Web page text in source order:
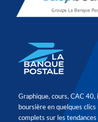
Graphique, cours, CAC
boursière en quelques
complets sur les